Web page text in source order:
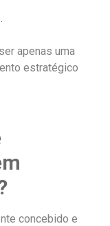
apenas uma
estratégico
concebido e